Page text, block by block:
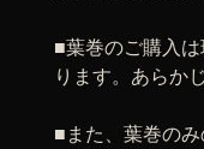
■葉巻のご購入
ります。あらか
■ また、葉巻の